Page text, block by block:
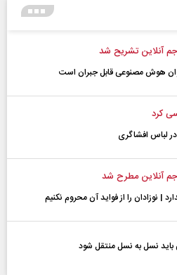
آنلاین تشریح شد
هوش مصنوعی قابل جبران است
کرد
در لباس افشاگری
آنلاین مطرح شد
| نوزادان را از فواید آن محروم نکنیم
نسل به نسل منتقل شود